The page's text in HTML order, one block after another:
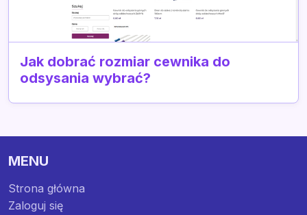
Jak dobrać rozmiar cewnika do
odsysania wybrać?
MENU
Strona główna
Zaloguj się